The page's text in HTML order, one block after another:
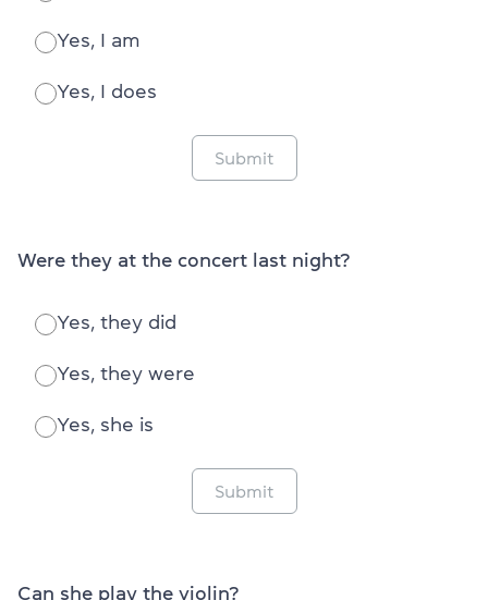
Yes, I am
Yes, I does
Submit
Were they at the concert last night?
Yes, they did
Yes, they were
Yes, she is
Submit
Can she play the violin?